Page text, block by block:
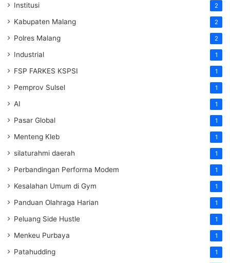
Institusi 2
Kabupaten Malang 2
Polres Malang 2
Industrial 1
FSP FARKES KSPSI 1
Pemprov Sulsel 1
AI 1
Pasar Global 1
Menteng Kleb 1
silaturahmi daerah 1
Perbandingan Performa Modem 1
Kesalahan Umum di Gym 1
Panduan Olahraga Harian 1
Peluang Side Hustle 1
Menkeu Purbaya 1
Patahudding 1